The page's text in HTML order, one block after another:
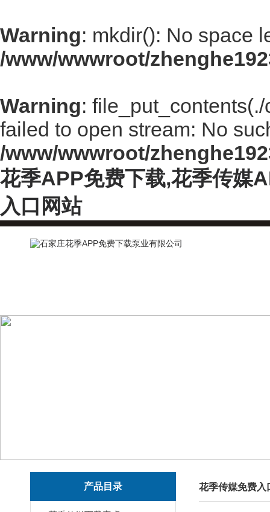
Warning: mkdir(): No space
/www/wwwroot/
Warning:
failed to open stream: No
/www/wwwroot/
花季APP免费下载,花季传媒
入口网站
产品目录 花季传媒免费入